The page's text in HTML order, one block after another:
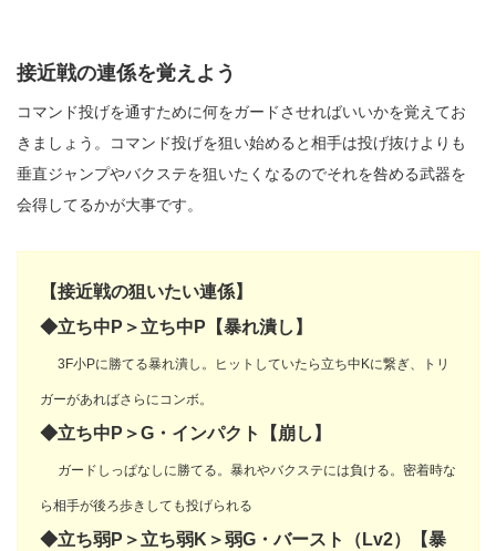
接近戦の連係を覚えよう
コマンド投げを通すために何をガードさせればいいかを覚えてお
きましょう。コマンド投げを狙い始めると相手は投げ抜けよりも
垂直ジャンプやバクステを狙いたくなるのでそれを咎める武器を
会得してるかが大事です。
【接近戦の狙いたい連係】
◆立ち中P＞立ち中P【暴れ潰し】
3F小Pに勝てる暴れ潰し。ヒットしていたら立ち中Kに繋ぎ、トリ
ガーがあればさらにコンボ。
◆立ち中P＞G・インパクト【崩し】
ガードしっぱなしに勝てる。暴れやバクステには負ける。密着時な
ら相手が後ろ歩きしても投げられる
◆立ち弱P＞立ち弱K＞弱G・バースト（Lv2）【暴